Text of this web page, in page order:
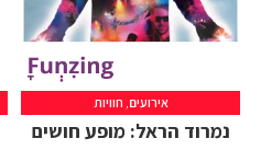
אירועים, חוויות
נמרוד הראל: מופע חושים